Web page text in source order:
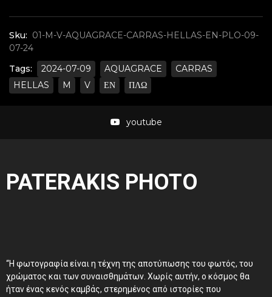
Sku: 01-M-V-AQUAGRACE-CARRAS-HELLAS-EN-PLO-09-
07-24
Tags:
2024-07-09 AQUAGRACE
CARRAS
HELLAS
M V ΕΝ ΠΛΩ
youtube
PATERAKIS PHOTO
“Η φωτογραφία είναι η τέχνη της αποτύπωσης του φωτός, του
χρώματος και των συναισθημάτων. Χωρίς αυτήν, ο κόσμος θα
ήταν ένας κενός καμβάς, στερημένος από ιστορίες που